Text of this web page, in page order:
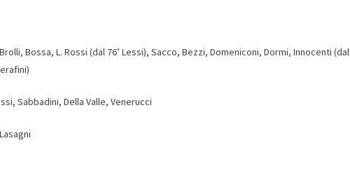
Bossa, L. Rossi (dal 76’ Lessi), Sacco, Bezzi, Domeniconi, Dormi, Innocenti
Sabbadini, Della Valle, Venerucci